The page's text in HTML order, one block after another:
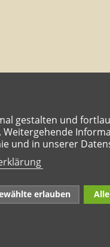
gestalten und
und in unserer
erlauben